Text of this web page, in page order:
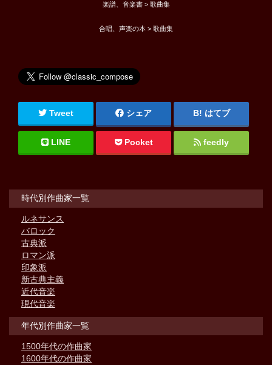
楽譜、音楽書 > 歌曲集
合唱、声楽の本 > 歌曲集
Tweet シェア はてブ
LINE Pocket feedly
時代別作曲家一覧
ルネサンス
バロック
古典派
ロマン派
印象派
新古典主義
近代音楽
現代音楽
年代別作曲家一覧
1500年代の作曲家
1600年代の作曲家